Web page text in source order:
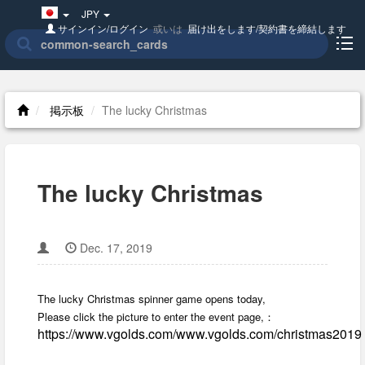
Japan(日
本
語)
JPY
サインイン/ログイン或いは届け出をします/契約書を締結します
掲示板 The lucky Christmas
The lucky Christmas
Dec. 17, 2019
The lucky Christmas spinner game opens today,
Please click the picture to enter the event page,：
https://www.vgolds.com/www.vgolds.com/christmas2019